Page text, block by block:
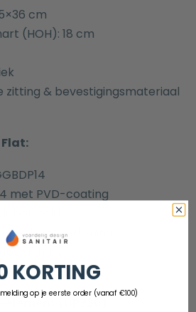
cm
(HOH): 18 cm
zitting & bevestigingsmateriaal
met PVD-coating
frontbediening
mm
(UP320):
KORTING
op je eerste order (vanaf €100)